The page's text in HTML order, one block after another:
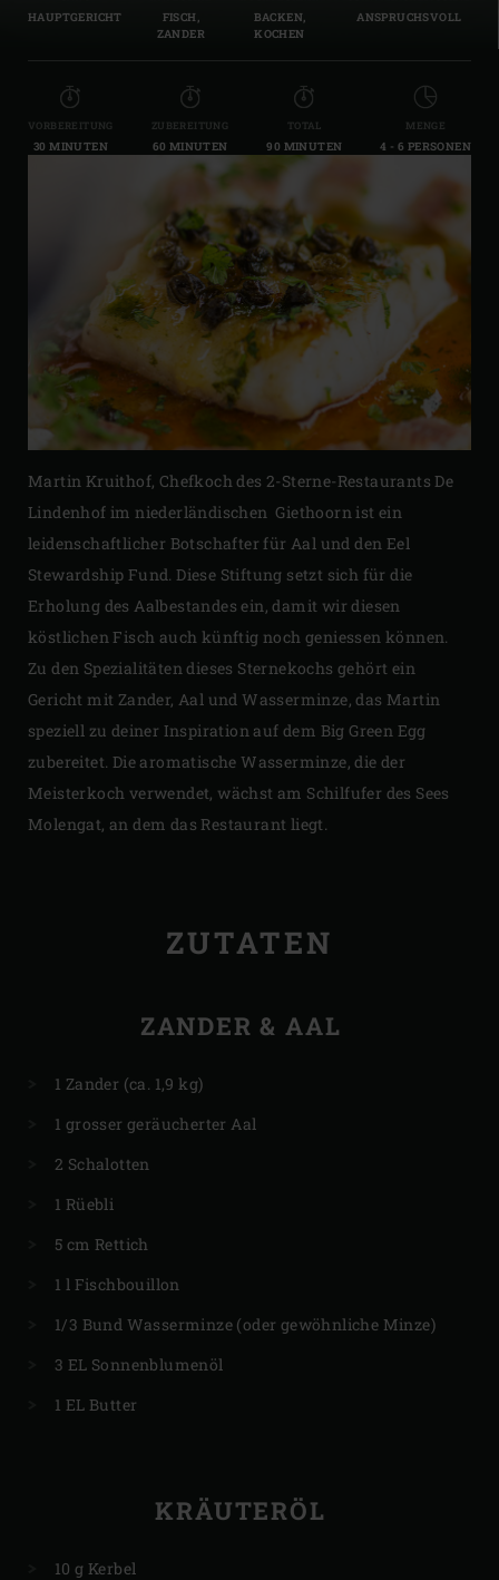
HAUPTGERICHT
FISCH,
ZANDER
BACKEN,
KOCHEN
ANSPRUCHSVOLL
VORBEREITUNG
30 MINUTEN
ZUBEREITUNG
60 MINUTEN
TOTAL
90 MINUTEN
MENGE
4 - 6 PERSONEN
Martin Kruithof, Chefkoch des 2-Sterne-Restaurants De
Lindenhof im niederländischen Giethoorn ist ein
leidenschaftlicher Botschafter für Aal und den Eel
Stewardship Fund. Diese Stiftung setzt sich für die
Erholung des Aalbestandes ein, damit wir diesen
köstlichen Fisch auch künftig noch geniessen können.
Zu den Spezialitäten dieses Sternekochs gehört ein
Gericht mit Zander, Aal und Wasserminze, das Martin
speziell zu deiner Inspiration auf dem Big Green Egg
zubereitet. Die aromatische Wasserminze, die der
Meisterkoch verwendet, wächst am Schilfufer des Sees
Molengat, an dem das Restaurant liegt.
ZUTATEN
ZANDER & AAL
1 Zander (ca. 1,9 kg)
1 grosser geräucherter Aal
2 Schalotten
1 Rüebli
5 cm Rettich
1 l Fischbouillon
1/3 Bund Wasserminze (oder gewöhnliche Minze)
3 EL Sonnenblumenöl
1 EL Butter
KRÄUTERÖL
10 g Kerbel